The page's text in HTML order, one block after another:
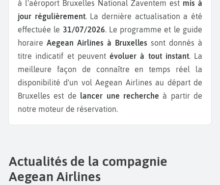
à l'aéroport Bruxelles National Zaventem est mis à
jour régulièrement. La dernière actualisation a été
effectuée le 31/07/2026. Le programme et le guide
horaire Aegean Airlines à Bruxelles sont donnés à
titre indicatif et peuvent évoluer à tout instant. La
meilleure façon de connaître en temps réel la
disponibilité d'un vol Aegean Airlines au départ de
Bruxelles est de lancer une recherche à partir de
notre moteur de réservation.
Actualités de la compagnie
Aegean Airlines